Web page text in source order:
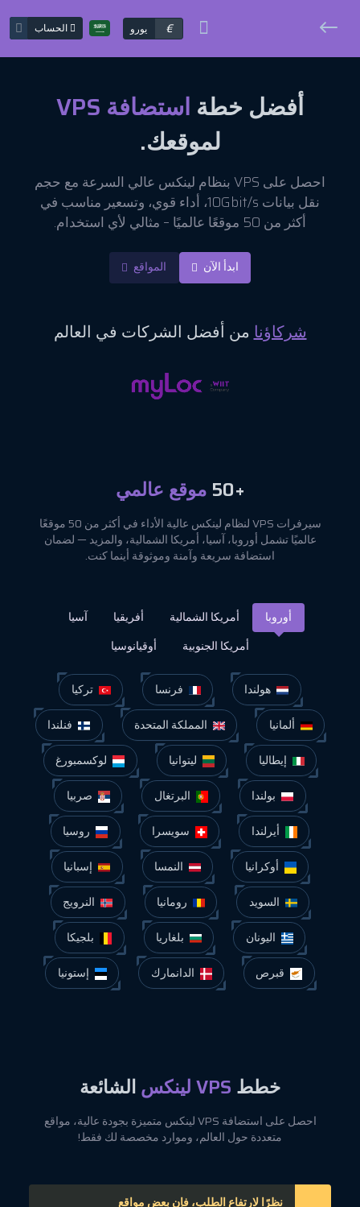
€ يورو الحساب
أفضل خطة استضافة VPS
لموقعك.
احصل على VPS بنظام لينكس عالي السرعة مع حجم
نقل بيانات 10Gbit/s، أداء قوي، وتسعير مناسب في
أكثر من 50 موقعًا عالميًا – مثالي لأي استخدام.
ابدأ الآن المواقع
شركاؤنامن أفضل الشركات في العالم
+50 موقع عالمي
سيرفرات VPS لنظام لينكس عالية الأداء في أكثر من 50 موقعًا
عالميًا تشمل أوروبا، آسيا، أمريكا الشمالية، والمزيد — لضمان
استضافة سريعة وآمنة وموثوقة أينما كنت.
أوروبا أمريكا الشمالية أفريقيا
آسيا
أمريكا الجنوبية
أوقيانوسيا
هولندا فرنسا
تركيا
ألمانيا
المملكة المتحدة
فنلندا
إيطاليا
ليتوانيا
لوكسمبورغ
بولندا
البرتغال
صربيا
أيرلندا
سويسرا
روسيا
أوكرانيا
النمسا
إسبانيا
السويد
رومانيا
النرويج
اليونان
بلغاريا
بلجيكا
قبرص
الدانمارك إستونيا
خطط VPS لينكس الشائعة
احصل على استضافة VPS لينكس متميزة بجودة عالية، مواقع
متعددة حول العالم، وموارد مخصصة لك فقط!
نظرًا لارتفاع الطلب، فإن بعض مواقع